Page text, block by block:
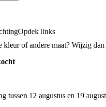
Opdek links
kleur of andere maat? Wijzig dan
tussen 12 augustus en 19